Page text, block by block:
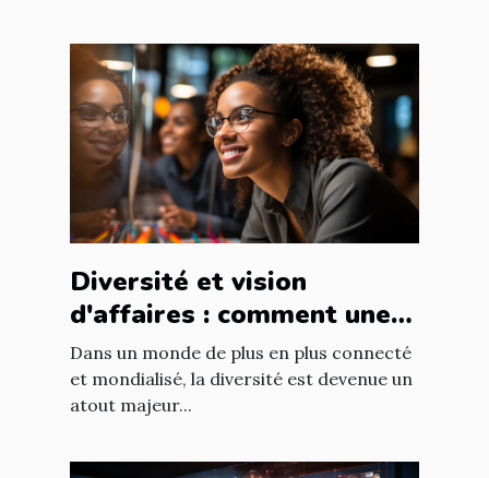
Diversité et vision
d'affaires : comment une
équipe diversifiée peut
stimuler l'innovation
Dans un monde de plus en plus connecté
et mondialisé, la diversité est devenue un
atout majeur...